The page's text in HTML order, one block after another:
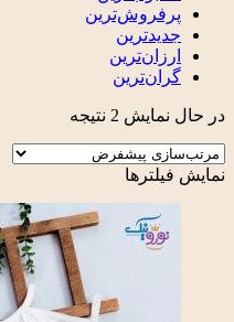
پرفروش‌ترین
جدیدترین
ارزان‌ترین
گران‌ترین
در حال نمایش 2 نتیجه
نمایش فیلترها